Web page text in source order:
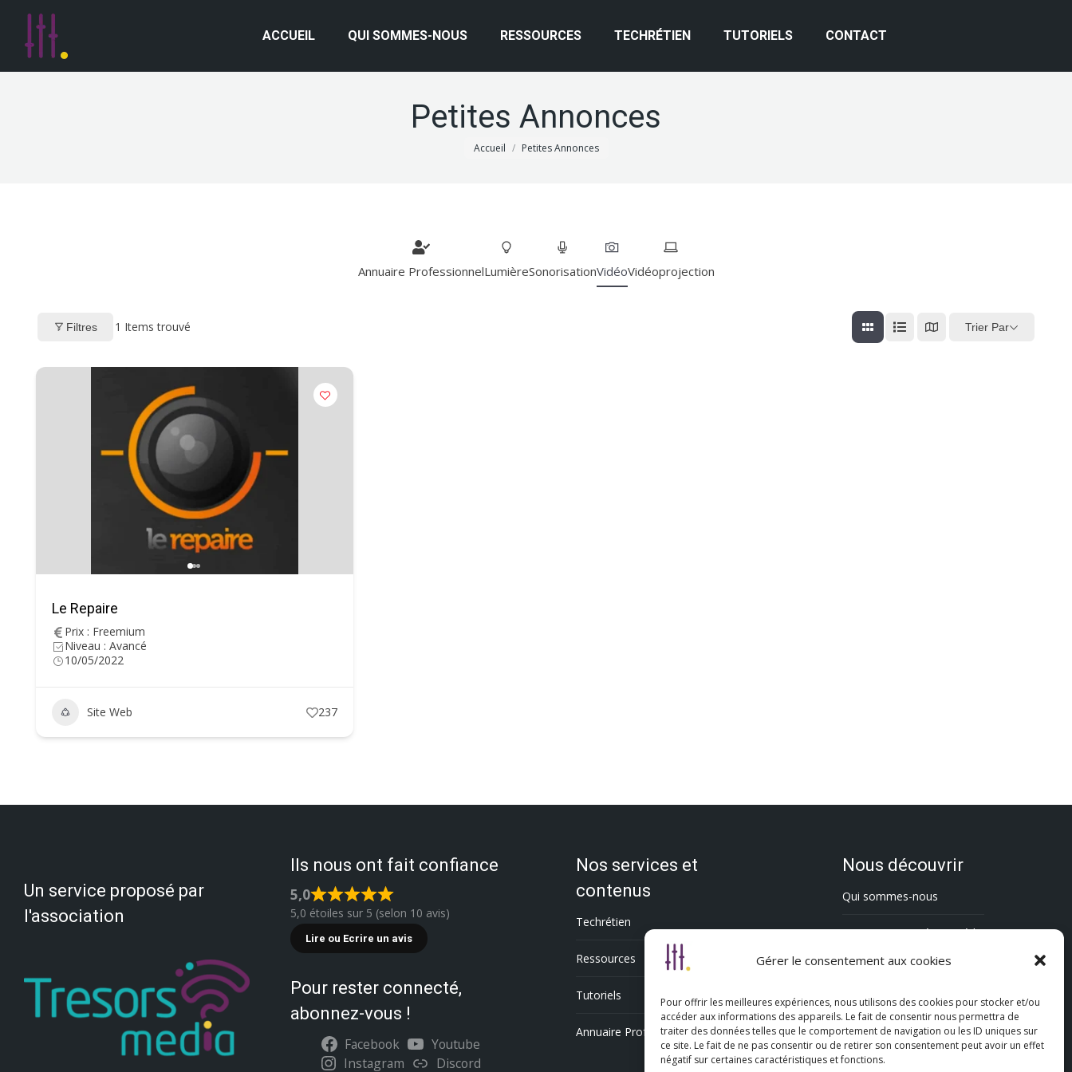
Gérer le consentement aux cookies
Pour offrir les meilleures expériences, nous utilisons des cookies pour stocker et/ou
accéder aux informations des appareils. Le fait de consentir nous permettra de
traiter des données telles que le comportement de navigation ou les ID uniques sur
ce site. Le fait de ne pas consentir ou de retirer son consentement peut avoir un effet
négatif sur certaines caractéristiques et fonctions.
ACCUEIL QUI SOMMES-NOUS RESSOURCES TECHRÉTIEN TUTORIELS CONTACT
Petites Annonces
Vous êtes ici :
Accueil Petites Annonces
Annuaire ProfessionnelLumièreSonorisationVidéoVidéoprojection
Filtres 1 Items trouvé Trier Par
Le Repaire
Prix : Freemium
Niveau : Avancé
10/05/2022
Site Web 237
Un service proposé par
l'association
Ils nous ont fait confiance
5,0
5,0 étoiles sur 5 (selon 10 avis)
Lire ou Ecrire un avis
Pour rester connecté,
abonnez-vous !
Facebook
Youtube
Instagram
Discord
Nos services et
contenus
Techrétien
Ressources
Tutoriels
Annuaire Professionnel
Nous découvrir
Qui sommes-nous
L’association Trésorsmédia
Contact
Politique de cookies (UE)
Mentions légales